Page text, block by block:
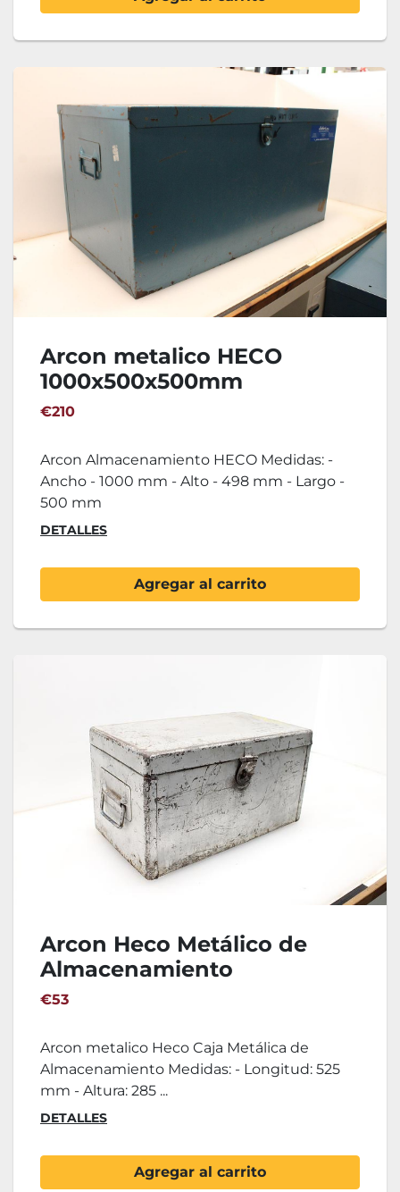
Arcon metalico HECO
1000x500x500mm
€210
Arcon Almacenamiento HECO Medidas: -
Ancho - 1000 mm - Alto - 498 mm - Largo -
500 mm
DETALLES
Agregar al carrito
Arcon Heco Metálico de
Almacenamiento
€53
Arcon metalico Heco Caja Metálica de
Almacenamiento Medidas: - Longitud: 525
mm - Altura: 285 ...
DETALLES
Agregar al carrito